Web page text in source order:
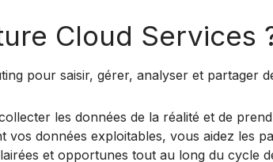
Cloud Services
pour saisir, gérer, analyser et partager
les données de la réalité et de
vos données exploitables, vous aidez les
et opportunes tout au long du cycle